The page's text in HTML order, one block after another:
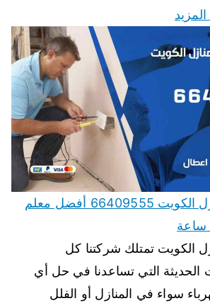
المزيد
صيانة كهرباء المنازل الكويت 66409555 أفضل معلم
الكويت تمتلك شركتنا كل
الحديثة التي تساعدنا في حل أي
سواء في المنازل أو الفلل